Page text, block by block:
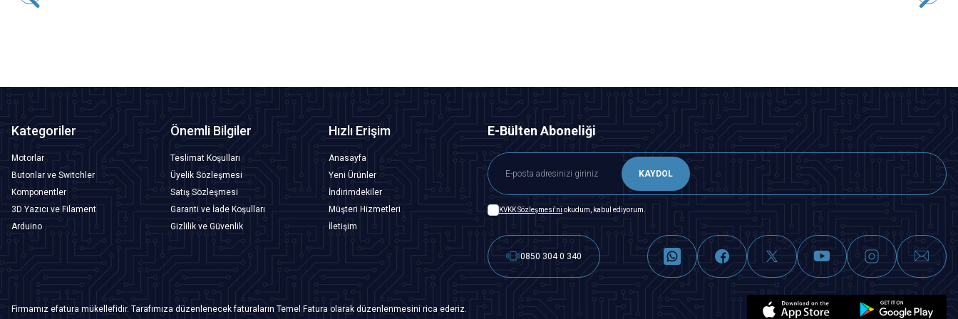
Kategoriler
Motorlar
Butonlar ve Switchler
Komponentler
3D Yazıcı ve Filament
Arduino
Önemli Bilgiler
Teslimat Koşulları
Üyelik Sözleşmesi
Satış Sözleşmesi
Garanti ve İade Koşulları
Gizlilik ve Güvenlik
Hızlı Erişim
Anasayfa
Yeni Ürünler
İndirimdekiler
Müşteri Hizmetleri
İletişim
E-Bülten Aboneliği
KAYDOL
KVKK Sözleşmesi'ni okudum, kabul ediyorum.
0850 304 0 340
Firmamız efatura mükellefidir. Tarafımıza düzenlenecek faturaların Temel Fatura olarak düzenlenmesini rica ederiz.